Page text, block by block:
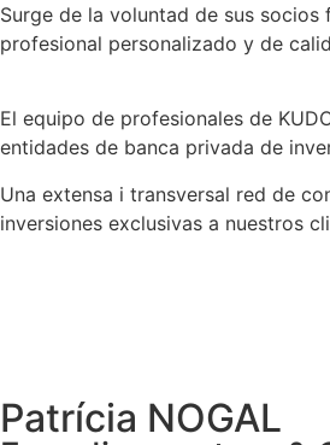
Surge de la voluntad de sus
profesional personalizado y de
El equipo de profesionales de
entidades de banca privada de
Una extensa i transversal red de
inversiones exclusivas a nuestros
Patrícia NOGAL